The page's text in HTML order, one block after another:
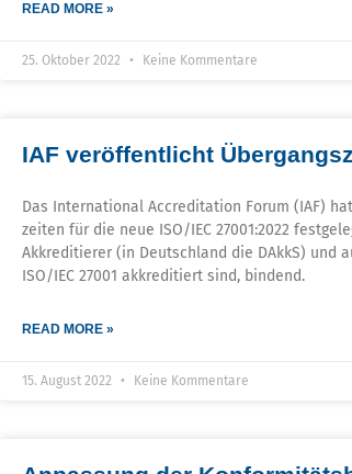
READ MORE »
25. Oktober 2022 Keine Kommentare
IAF veröffentlicht
Das International Accreditation Forum (IAF)
zeiten für die neue ISO/IEC 27001:2022
Akkreditierer (in Deutschland die DAkkS) und
ISO/IEC 27001 akkreditiert sind, bindend.
READ MORE »
15. August 2022 Keine Kommentare